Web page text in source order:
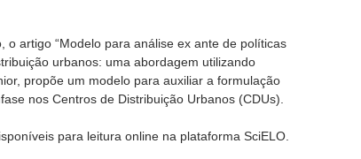
artigo “Modelo para análise ex ante de políticas
urbanos: uma abordagem utilizando
propõe um modelo para auxiliar a formulação
nos Centros de Distribuição Urbanos (CDUs).
para leitura online na plataforma SciELO.